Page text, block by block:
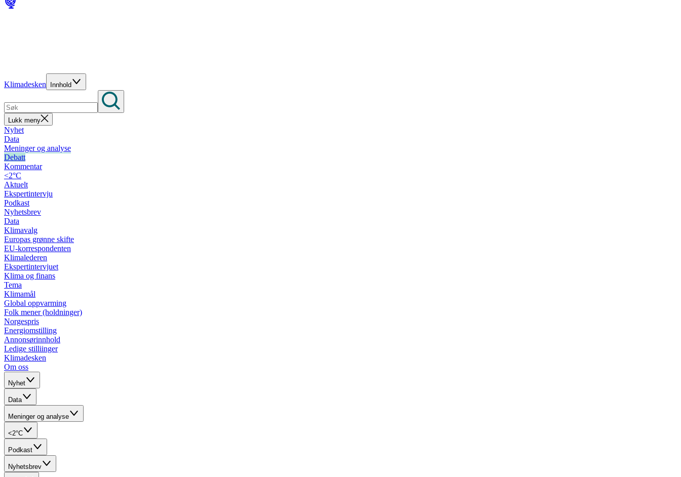
Klimadesken Innhold
Lukk meny
Nyhet
Data
Meninger og analyse
Debatt
Kommentar
<2°C
Aktuelt
Ekspertintervju
Podkast
Nyhetsbrev
Data
Klimavalg
Europas grønne skifte
EU-korrespondenten
Klimalederen
Ekspertintervjuet
Klima og finans
Tema
Klimamål
Global oppvarming
Folk mener (holdninger)
Norgespris
Energiomstilling
Annonsørinnhold
Ledige stilliinger
Klimadesken
Om oss
Nyhet
Data
Meninger og analyse
<2°C
Podkast
Nyhetsbrev